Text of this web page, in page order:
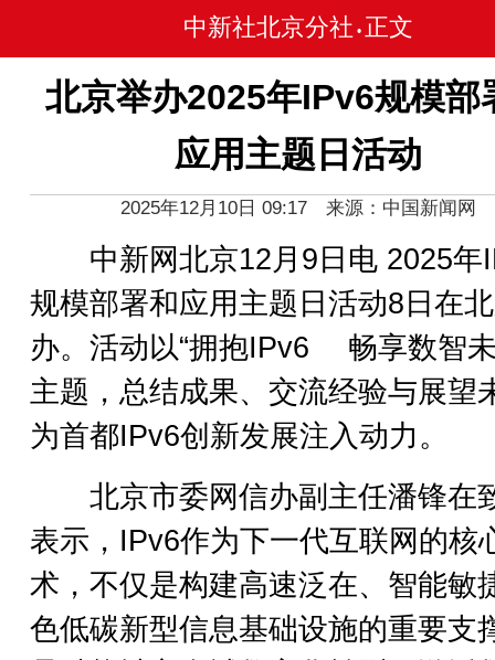
中新社北京分社 • 正文
北京举办2025年IPv6规模部
应用主题日活动
2025年12月10日 09:17 来源：中国新闻网
中新网北京12月9日电 2025年
规模部署和应用主题日活动8日在
办。活动以“拥抱IPv6 畅享数智
主题，总结成果、交流经验与展望
为首都IPv6创新发展注入动力。
北京市委网信办副主任潘锋在
表示，IPv6作为下一代互联网的核
术，不仅是构建高速泛在、智能敏
色低碳新型信息基础设施的重要支